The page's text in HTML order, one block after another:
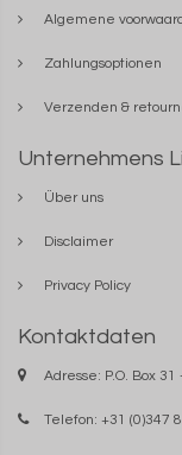
Algemene
Zahlungsoptionen
Verzenden &
Unternehmens
Über uns
Disclaimer
Privacy Policy
Kontaktdaten
Adresse: P.O. Box
Telefon: +31 (0)347